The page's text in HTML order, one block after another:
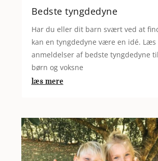
Bedste tyngdedyne
Har du eller dit barn svært ved at
kan en tyngdedyne være en idé. Læs
anmeldelser af bedste tyngdedyne
børn og voksne
læs mere